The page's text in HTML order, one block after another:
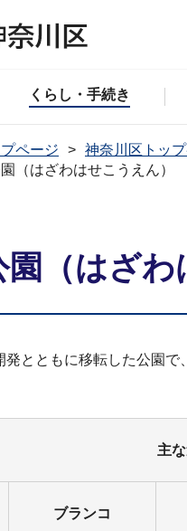
くらし・手続き
ページ
神奈川区トッ
（はざわはせこうえん）
園（はざ
発とともに移転した公園
主
ブランコ